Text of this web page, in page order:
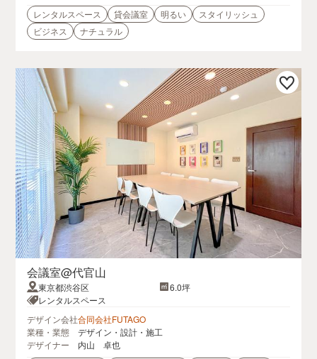
レンタルスペース
貸会議室 明るい
スタイリッシュ
ビジネス
ナチュラル
会議室@代官山
東京都渋谷区
6.0坪
レンタルスペース
デザイン会社合同会社FUTAGO
業種・業態
デザイン・設計・施工
デザイナー
内山 卓也